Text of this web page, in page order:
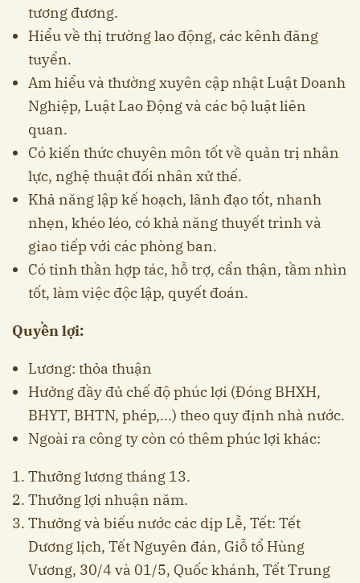
tương đương.
Hiểu về thị trường lao động, các kênh đăng
tuyển.
Am hiểu và thường xuyên cập nhật Luật Doanh
Nghiệp, Luật Lao Động và các bộ luật liên
quan.
Có kiến thức chuyên môn tốt về quản trị nhân
lực, nghệ thuật đối nhân xử thế.
Khả năng lập kế hoạch, lãnh đạo tốt, nhanh
nhẹn, khéo léo, có khả năng thuyết trình và
giao tiếp với các phòng ban.
Có tinh thần hợp tác, hỗ trợ, cẩn thận, tầm nhìn
tốt, làm việc độc lập, quyết đoán.
Quyền lợi:
Lương: thỏa thuận
Hưởng đầy đủ chế độ phúc lợi (Đóng BHXH,
BHYT, BHTN, phép,...) theo quy định nhà nước.
Ngoài ra công ty còn có thêm phúc lợi khác:
Thưởng lương tháng 13.
Thưởng lợi nhuận năm.
Thưởng và biếu nước các dịp Lễ, Tết: Tết
Dương lịch, Tết Nguyên đán, Giỗ tổ Hùng
Vương, 30/4 và 01/5, Quốc khánh, Tết Trung